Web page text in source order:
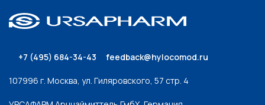
+7 (495) 684-34-43 feedback@hylocomod.ru
107996 г. Москва, ул. Гиляровского, 57 стр. 4